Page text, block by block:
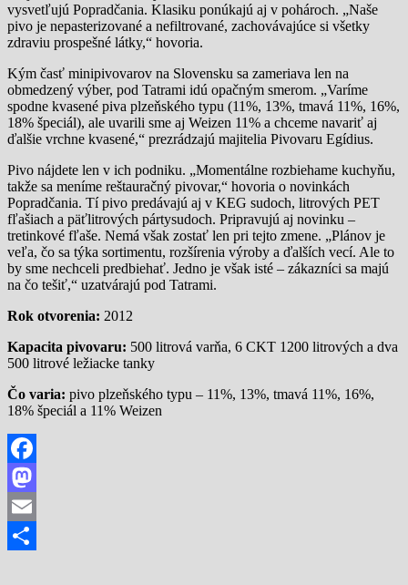
vysvetľujú Popradčania. Klasiku ponúkajú aj v pohároch. „Naše
pivo je nepasterizované a nefiltrované, zachovávajúce si všetky
zdraviu prospešné látky,“ hovoria.
Kým časť minipivovarov na Slovensku sa zameriava len na
obmedzený výber, pod Tatrami idú opačným smerom. „Varíme
spodne kvasené piva plzeňského typu (11%, 13%, tmavá 11%, 16%,
18% špeciál), ale uvarili sme aj Weizen 11% a chceme navariť aj
ďalšie vrchne kvasené,“ prezrádzajú majitelia Pivovaru Egídius.
Pivo nájdete len v ich podniku. „Momentálne rozbiehame kuchyňu,
takže sa meníme reštauračný pivovar,“ hovoria o novinkách
Popradčania. Tí pivo predávajú aj v KEG sudoch, litrových PET
fľašiach a päťlitrových pártysudoch. Pripravujú aj novinku –
tretinkové fľaše. Nemá však zostať len pri tejto zmene. „Plánov je
veľa, čo sa týka sortimentu, rozšírenia výroby a ďalších vecí. Ale to
by sme nechceli predbiehať. Jedno je však isté – zákazníci sa majú
na čo tešiť,“ uzatvárajú pod Tatrami.
Rok otvorenia: 2012
Kapacita pivovaru: 500 litrová varňa, 6 CKT 1200 litrových a dva
500 litrové ležiacke tanky
Čo varia: pivo plzeňského typu – 11%, 13%, tmavá 11%, 16%,
18% špeciál a 11% Weizen
Facebook
Mastodon
Email